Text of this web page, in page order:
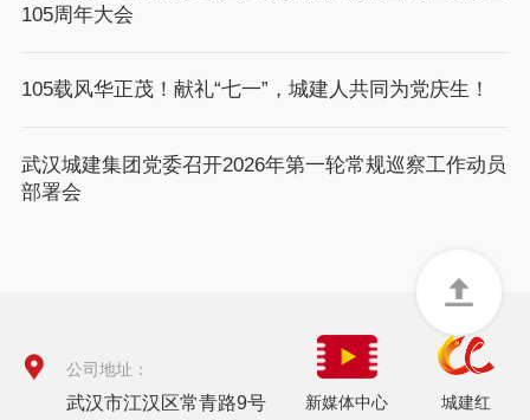
105周年大会
105载风华正茂！献礼“七一”，城建人共同为党庆生！
武汉城建集团党委召开2026年第一轮常规巡察工作动员
部署会
公司地址：
武汉市江汉区常青路9号 新媒体中心 城建红